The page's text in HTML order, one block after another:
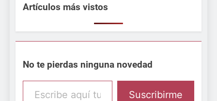
Artículos más vistos
No te pierdas ninguna novedad
Escribe aquí tu email
Suscribirme